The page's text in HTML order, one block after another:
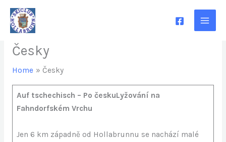
Skip
content
Česky
Home Česky
Auf tschechisch – Po českuLyžování na
Fahndorfském Vrchu
Jen 6 km západně od Hollabrunnu se nachází malé